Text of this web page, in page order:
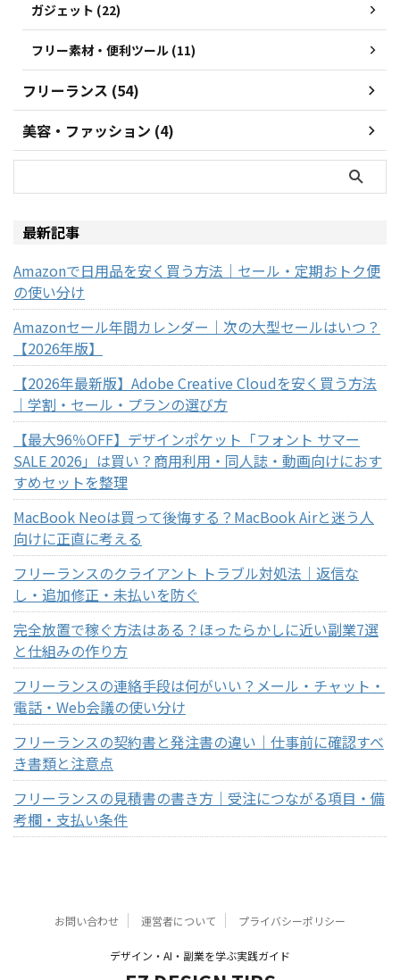
ガジェット (22)
フリー素材・便利ツール (11)
フリーランス (54)
美容・ファッション (4)
最新記事
Amazonで日用品を安く買う方法｜セール・定期おトク便
の使い分け
Amazonセール年間カレンダー｜次の大型セールはいつ？
【2026年版】
【2026年最新版】Adobe Creative Cloudを安く買う方法
｜学割・セール・プランの選び方
【最大96％OFF】デザインポケット「フォント サマー
SALE 2026」は買い？商用利用・同人誌・動画向けにおす
すめセットを整理
MacBook Neoは買って後悔する？MacBook Airと迷う人
向けに正直に考える
フリーランスのクライアント トラブル対処法｜返信な
し・追加修正・未払いを防ぐ
完全放置で稼ぐ方法はある？ほったらかしに近い副業7選
と仕組みの作り方
フリーランスの連絡手段は何がいい？メール・チャット・
電話・Web会議の使い分け
フリーランスの契約書と発注書の違い｜仕事前に確認すべ
き書類と注意点
フリーランスの見積書の書き方｜受注につながる項目・備
考欄・支払い条件
お問い合わせ 運営者について プライバシーポリシー
デザイン・AI・副業を学ぶ実践ガイド